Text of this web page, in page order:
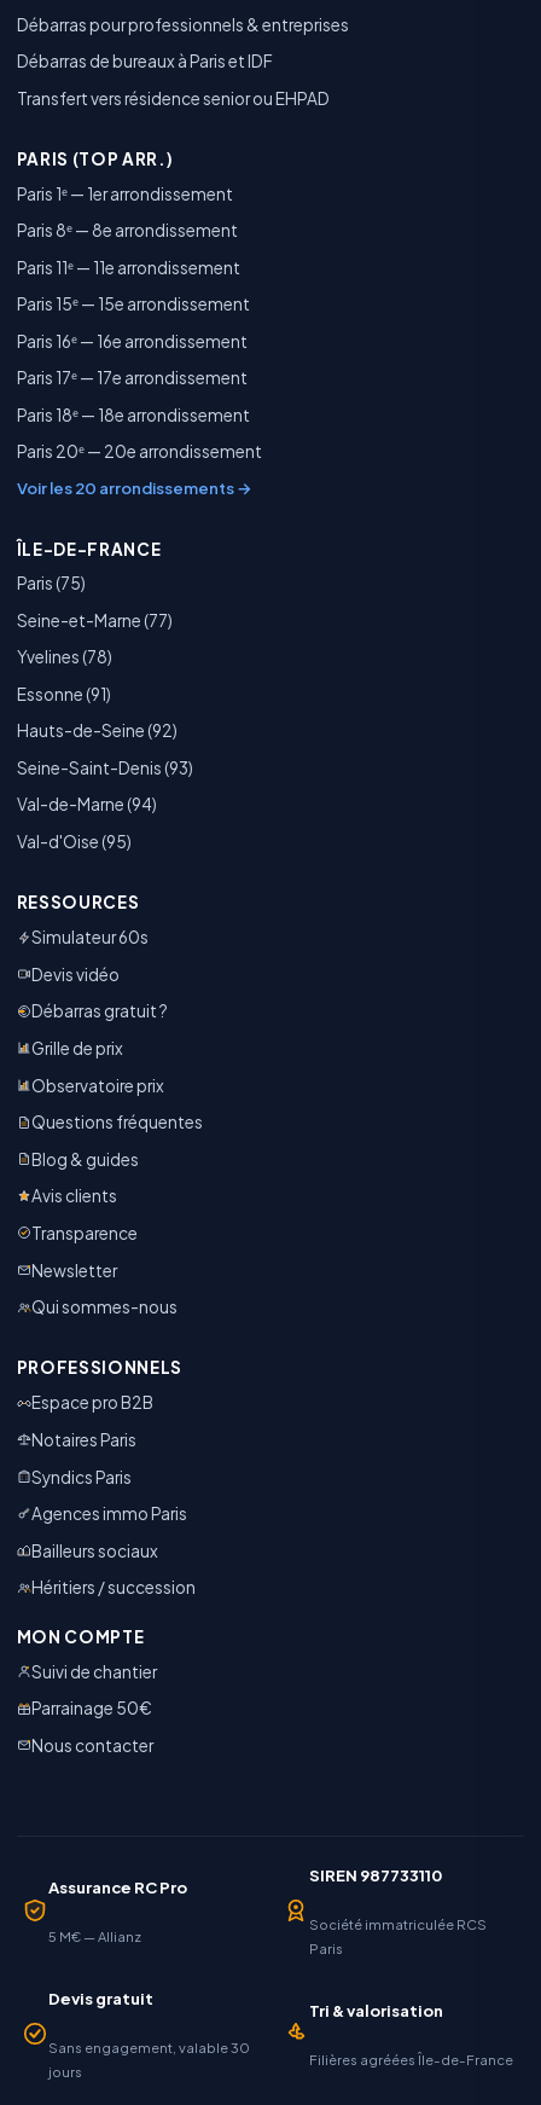
Débarras pour professionnels & entreprises
Débarras de bureaux à Paris et IDF
Transfert vers résidence senior ou EHPAD
PARIS (TOP ARR.)
Paris 1ᵉ — 1er arrondissement
Paris 8ᵉ — 8e arrondissement
Paris 11ᵉ — 11e arrondissement
Paris 15ᵉ — 15e arrondissement
Paris 16ᵉ — 16e arrondissement
Paris 17ᵉ — 17e arrondissement
Paris 18ᵉ — 18e arrondissement
Paris 20ᵉ — 20e arrondissement
Voir les 20 arrondissements →
ÎLE-DE-FRANCE
Paris (75)
Seine-et-Marne (77)
Yvelines (78)
Essonne (91)
Hauts-de-Seine (92)
Seine-Saint-Denis (93)
Val-de-Marne (94)
Val-d'Oise (95)
RESSOURCES
Simulateur 60s
Devis vidéo
Débarras gratuit ?
Grille de prix
Observatoire prix
Questions fréquentes
Blog & guides
Avis clients
Transparence
Newsletter
Qui sommes-nous
PROFESSIONNELS
Espace pro B2B
Notaires Paris
Syndics Paris
Agences immo Paris
Bailleurs sociaux
Héritiers / succession
MON COMPTE
Suivi de chantier
Parrainage 50€
Nous contacter
Assurance RC Pro
5 M€ — Allianz
SIREN 987733110
Société immatriculée RCS
Paris
Devis gratuit
Sans engagement, valable 30
jours
Tri & valorisation
Filières agréées Île-de-France